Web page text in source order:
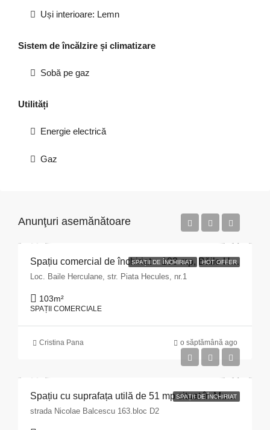
Uși interioare: Lemn
Sistem de încălzire și climatizare
Sobă pe gaz
Utilități
Energie electrică
Gaz
Anunţuri asemănătoare
SPAȚII DE ÎNCHIRIAT HOT OFFER
Spațiu comercial de închiriat – 103 mp, Băile Herculane
Loc. Baile Herculane, str. Piata Hecules, nr.1
103m²
SPAȚII COMERCIALE
Cristina Pana o săptămână ago
SPAȚII DE ÎNCHIRIAT
Spațiu cu suprafața utilă de 51 mp situat în Municipiul Pitești, str. Nicolae Bălcescu nr. 163, bloc D2, județul Argeș
strada Nicolae Balcescu 163.bloc D2